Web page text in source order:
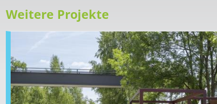
Weitere Projekte